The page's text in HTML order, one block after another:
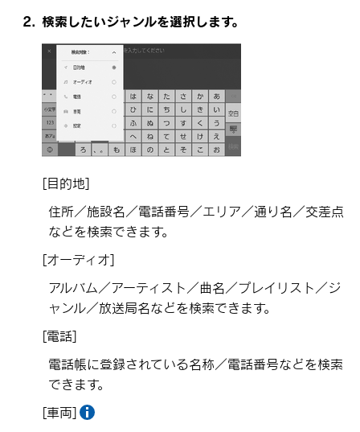
検索したいジャンルを選択します。
[‍目的地‍]
住所／施設名／電話番号／エリア／通り名／交差点
などを検索できます。
[‍オーディオ‍]
アルバム／アーティスト／曲名／プレイリスト／ジ
ャンル／放送局名などを検索できます。
[‍電話‍]
電話帳に登録されている名称／電話番号などを検索
できます。
[‍車両‍]